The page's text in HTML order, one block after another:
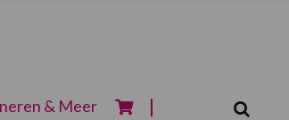
& Meer